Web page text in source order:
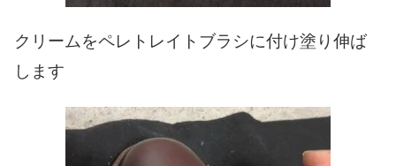
クリームをペレトレイトブラシに付け塗り伸ば
します